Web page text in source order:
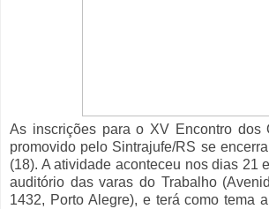
As inscrições para o XV Encontro dos
promovido pelo Sintrajufe/RS se
(18). A atividade aconteceu nos dias 21
auditório das varas do Trabalho
1432, Porto Alegre), e terá como tema